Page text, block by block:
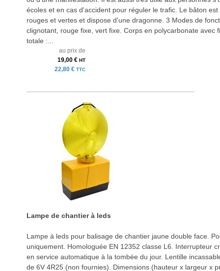
écoles et en cas d'accident pour réguler le trafic. Le bâton
rouges et vertes et dispose d'une dragonne. 3 Modes de
clignotant, rouge fixe, vert fixe. Corps en polycarbonate avec
totale :...
au prix de
19,00 € HT
22,80 € TTC
Lampe de chantier à leds
Lampe à leds pour balisage de chantier jaune double face.
uniquement. Homologuée EN 12352 classe L6. Interrupteur
en service automatique à la tombée du jour. Lentille
de 6V 4R25 (non fournies). Dimensions (hauteur x largeur x